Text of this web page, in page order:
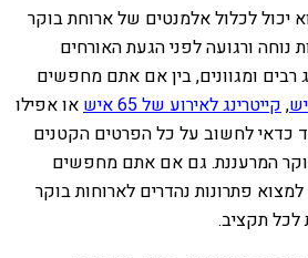
יכול לכלול אלמנטים של ארוחת בוקר
ורגועה לפני הגעת האורחים
רבים ומגוונים, בין אם אתם מחפשים
, קייטרינג לאירוע של 65 איש
או אפילו
כדאי לחשוב על כל הפרטים הקטנים
המרעננת. גם אם אתם מחפשים
פתרונות נהדרים לארוחות בוקר
לכל תקציב.